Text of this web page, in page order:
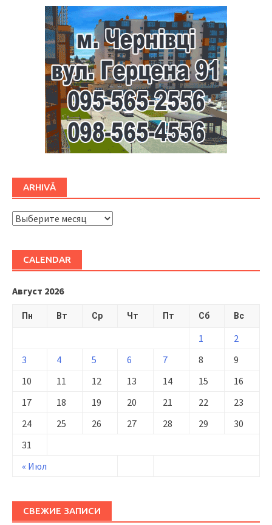
ARHIVĂ
ARHIVĂ
CALENDAR
Август 2026
Пн Вт Ср Чт Пт Сб Вс
« Июл
1
2
3
4 5 6 7 8
9
10
11 12 13 14 15
16
17
18 19 20 21 22
23
24
25 26 27 28 29
30
31
СВЕЖИЕ ЗАПИСИ